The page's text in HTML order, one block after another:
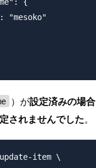
"mesoko"
）が設定済みの場合
されませんでした。
update-item \